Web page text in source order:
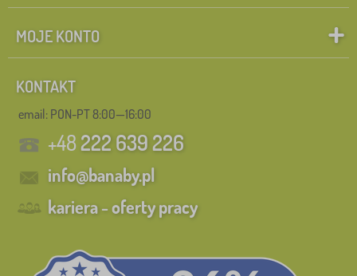
MOJE KONTO
KONTAKT
email: PON-PT 8:00—16:00
+48222 639 226
info@banaby.pl
kariera - oferty pracy